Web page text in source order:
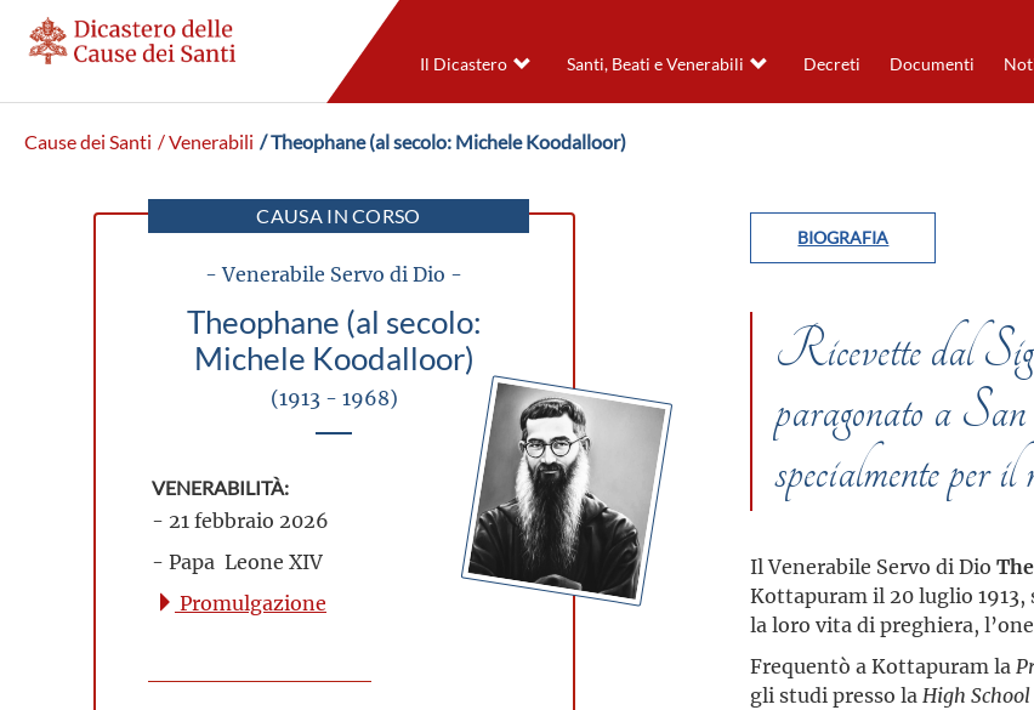
Il Dicastero Santi, Beati e Venerabili Decreti Documenti
Cause dei Santi / Venerabili / Theophane (al secolo: Michele Koodalloor)
CAUSA IN CORSO
- Venerabile Servo di Dio -
Theophane (al secolo:
Michele Koodalloor)
(1913 - 1968)
VENERABILITÀ:
- 21 febbraio 2026
- Papa Leone XIV
Promulgazione
BIOGRAFIA
Ricevette dal
paragonato a
specialmente per il
Il Venerabile Servo di Dio
Kottapuram il 20 luglio
la loro vita di preghiera,
Frequentò a Kottapuram la
gli studi presso la High School